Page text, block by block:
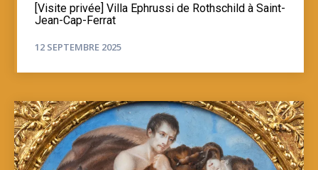
[Visite privée] Villa Ephrussi de Rothschild à Saint-
Jean-Cap-Ferrat
12 SEPTEMBRE 2025